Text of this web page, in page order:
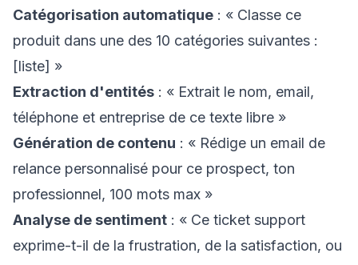
Catégorisation automatique : « Classe ce
produit dans une des 10 catégories suivantes :
[liste] »
Extraction d'entités : « Extrait le nom, email,
téléphone et entreprise de ce texte libre »
Génération de contenu : « Rédige un email de
relance personnalisé pour ce prospect, ton
professionnel, 100 mots max »
Analyse de sentiment : « Ce ticket support
exprime-t-il de la frustration, de la satisfaction, ou